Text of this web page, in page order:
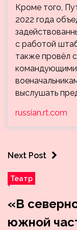
Кроме того,
2022 года
с работой
также провёл
выслушать
russian.rt.com
Next Post
Театр
«В
южной